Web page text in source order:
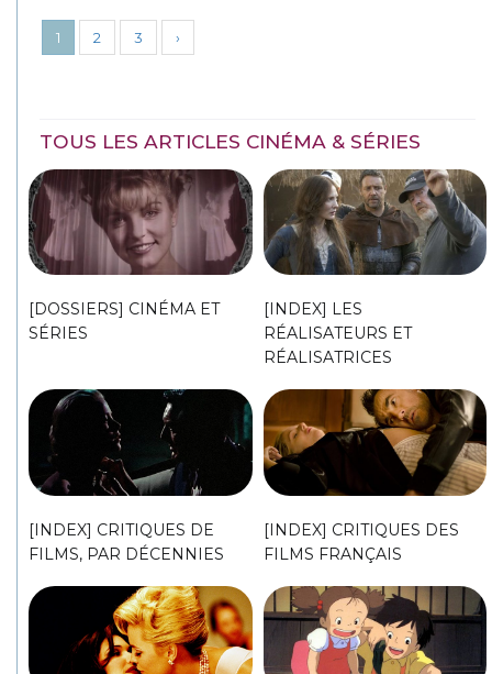
1 2 3 ›
TOUS LES ARTICLES CINÉMA & SÉRIES
[DOSSIERS] CINÉMA ET
SÉRIES
[INDEX] LES
RÉALISATEURS ET
RÉALISATRICES
[INDEX] CRITIQUES DE
FILMS, PAR DÉCENNIES
[INDEX] CRITIQUES DES
FILMS FRANÇAIS